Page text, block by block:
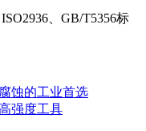
、GB/T5356标
蚀的工业首选
强度工具